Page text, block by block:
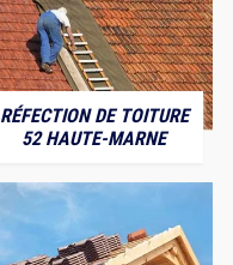
RÉFECTION DE TOITURE
52 HAUTE-MARNE